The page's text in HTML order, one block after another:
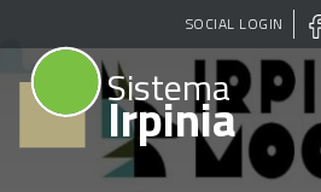
Direkt
zum
Inhalt
SOCIAL LOGIN
Sistema
Irpinia